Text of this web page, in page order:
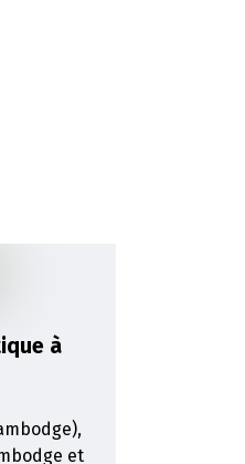
à
et